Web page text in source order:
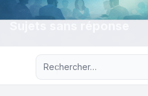
Recherche avancée